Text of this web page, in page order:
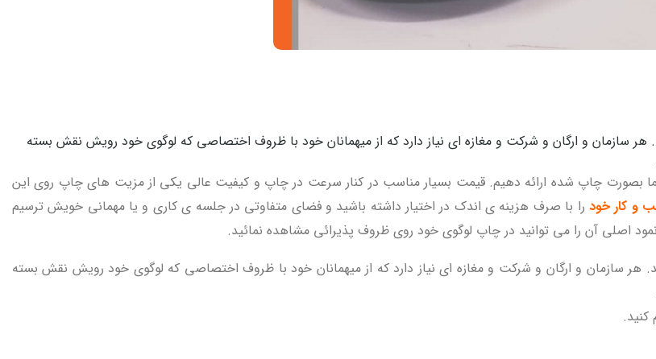
سازمان و ارگان و شرکت و مغازه ای نیاز دارد که از میهمانان خود با ظروف اختصاصی که لوگوی خود رویش نقش بسته
بصورت چاپ شده ارائه دهیم. قیمت بسیار مناسب در کنار سرعت در چاپ و کیفیت عالی یکی از مزیت های چاپ روی این
و کار خود را با صرف هزینه ی اندک در اختیار داشته باشید و فضای متفاوتی در جلسه ی کاری و یا مهمانی خویش ترسیم
اصلی آن را می توانید در چاپ لوگوی خود روی ظروف پذیرائی مشاهده نمائید.
هر سازمان و ارگان و شرکت و مغازه ای نیاز دارد که از میهمانان خود با ظروف اختصاصی که لوگوی خود رویش نقش بسته
کنید.